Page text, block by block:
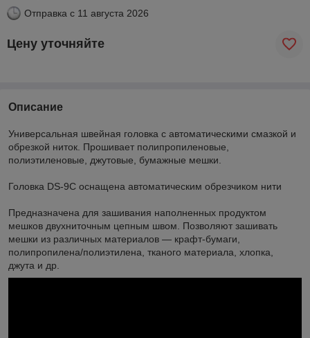
Отправка с 11 августа 2026
Цену уточняйте
Описание
Универсальная швейная головка с автоматическими смазкой и
обрезкой ниток. Прошивает полипропиленовые,
полиэтиленовые, джутовые, бумажные мешки.
Головка DS-9C оснащена автоматическим обрезчиком нити
Предназначена для зашивания наполненных продуктом
мешков двухниточным цепным швом. Позволяют зашивать
мешки из различных материалов — крафт-бумаги,
полипропилена/полиэтилена, тканого материала, хлопка,
джута и др.